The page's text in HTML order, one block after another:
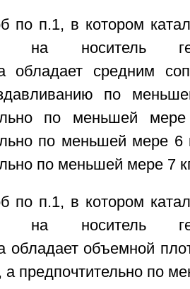
по п.1, в котором
на носитель
обладает средним
по
по меньшей
по меньшей мере
по меньшей мере 7
по п.1, в котором
на носитель
обладает объемной
а предпочтительно по